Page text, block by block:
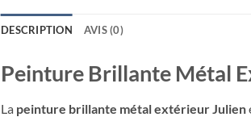
DESCRIPTION AVIS (0)
Peinture Brillante Métal
La peinture brillante métal extérieur Julien